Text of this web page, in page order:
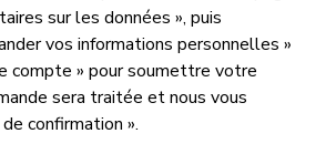
sur les données », puis
vos informations personnelles »
compte » pour soumettre votre
sera traitée et nous vous
confirmation ».